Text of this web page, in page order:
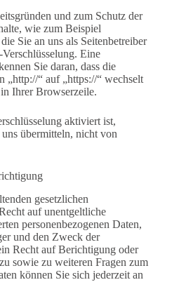
und zum Schutz der
wie zum Beispiel
Sie an uns als Seitenbetreiber
Eine
Sie daran, dass die
„http://“ auf „https://“ wechselt
Ihrer Browserzeile.
aktiviert ist,
übermitteln, nicht von
gesetzlichen
auf unentgeltliche
personenbezogenen Daten,
und den Zweck der
Recht auf Berichtigung oder
sowie zu weiteren Fragen zum
können Sie sich jederzeit an